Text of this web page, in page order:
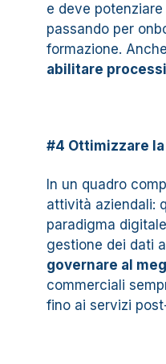
e deve
passando per
formazione.
abilitare
#4 Ottimizzare
In un quadro
attività aziendali:
paradigma
gestione dei dati
governare al
commerciali
fino ai servizi